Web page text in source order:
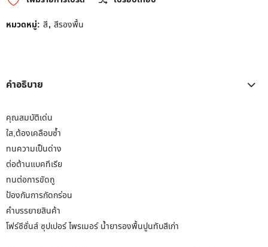
หมวดหมู่: สี, สีรองพื้น
คำอธิบาย
คุณสมบัติเด่น
ใส,ต้องเคลือบซ้ำ
ทนความเป็นด่าง
ต่อต้านแบคทีเรีย
ทนต่อการขัดถู
ป้องกันการกัดกร่อน
คำบรรยายสินค้า
โฟร์ซีซั่นส์ ซุปเปอร์ ไพรเมอร์ น้ำยารองพื้นปูนทับสีเก่า